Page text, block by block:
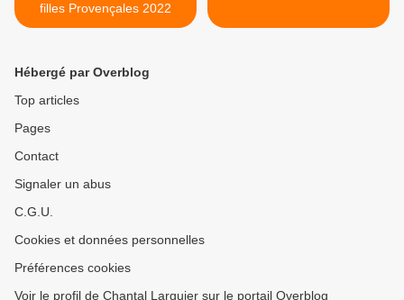
filles Provençales 2022
Hébergé par Overblog
Top articles
Pages
Contact
Signaler un abus
C.G.U.
Cookies et données personnelles
Préférences cookies
Voir le profil de Chantal Larguier sur le portail Overblog